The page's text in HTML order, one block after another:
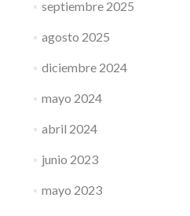
septiembre 2025
agosto 2025
diciembre 2024
mayo 2024
abril 2024
junio 2023
mayo 2023